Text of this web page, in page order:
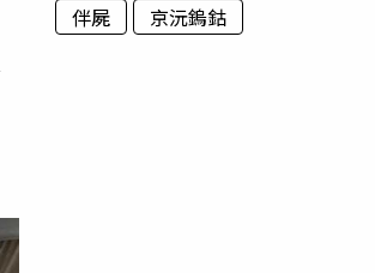
伴屍
京沅鎢鈷